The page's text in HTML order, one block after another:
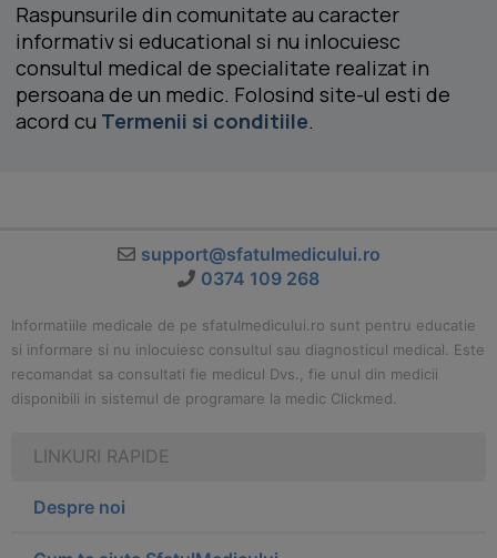
Raspunsurile din comunitate au caracter
informativ si educational si nu inlocuiesc
consultul medical de specialitate realizat in
persoana de un medic. Folosind site-ul esti de
acord cu Termenii si conditiile.
support@sfatulmedicului.ro
0374 109 268
Informatiile medicale de pe sfatulmedicului.ro sunt pentru educatie
si informare si nu inlocuiesc consultul sau diagnosticul medical. Este
recomandat sa consultati fie medicul Dvs., fie unul din medicii
disponibili in sistemul de programare la medic Clickmed.
LINKURI RAPIDE
Despre noi